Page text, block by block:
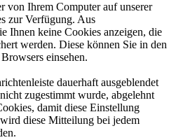
von Ihrem Computer auf unserer
zur Verfügung. Aus
Ihnen keine Cookies anzeigen, die
werden. Diese können Sie in den
einsehen.
dauerhaft ausgeblendet
zugestimmt wurde, abgelehnt
damit diese Einstellung
diese Mitteilung bei jedem